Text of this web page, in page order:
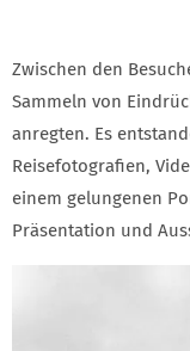
Zwischen den
Sammeln von
anregten. Es
Reisefotografien,
einem gelungenen
Präsentation und